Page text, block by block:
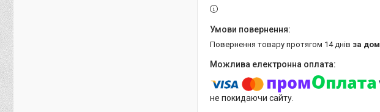
повернення товару протягом 14 днів за
не покидаючи сайту.